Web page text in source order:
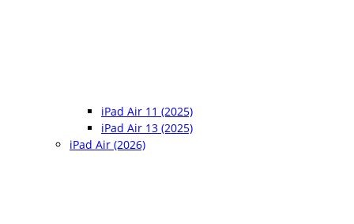
iPad Air 11 (2025)
iPad Air 13 (2025)
iPad Air (2026)